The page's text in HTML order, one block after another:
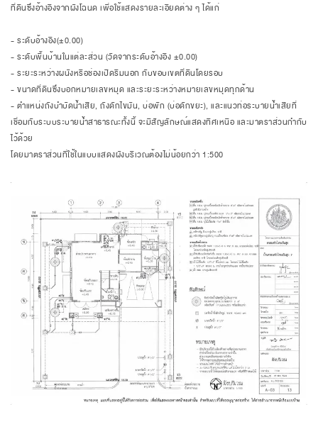
ที่ดินซึ่งอ้างอิงจากผังโฉนด เพื่อใช้แสดงรายละเอียดต่าง ๆ ได้แก่
- ระดับอ้างอิง(±0.00)
- ระดับพื้นบ้านในแต่ละส่วน (วัดจากระดับอ้างอิง ±0.00)
- ระยะระหว่างผนังหรือช่องเปิดริมนอก กับขอบเขตที่ดินโดยรอบ
- ขนาดที่ดินซึ่งบอกหมายเลขหมุด และระยะระหว่างหมายเลขหมุดทุกด้าน
- ตำแหน่งถังบำบัดน้ำเสีย, ถังดักไขมัน, บ่อพัก (บ่อดักขยะ), และแนวท่อระบายน้ำเสียที่
เชื่อมกับระบบระบายน้ำสาธารณะทั้งนี้ จะมีสัญลักษณ์แสดงทิศเหนือ และมาตราส่วนกำกับ
ไว้ด้วย
โดยมาตราส่วนที่ใช้ในแบบแสดงผังบริเวณต้องไม่น้อยกว่า 1:500